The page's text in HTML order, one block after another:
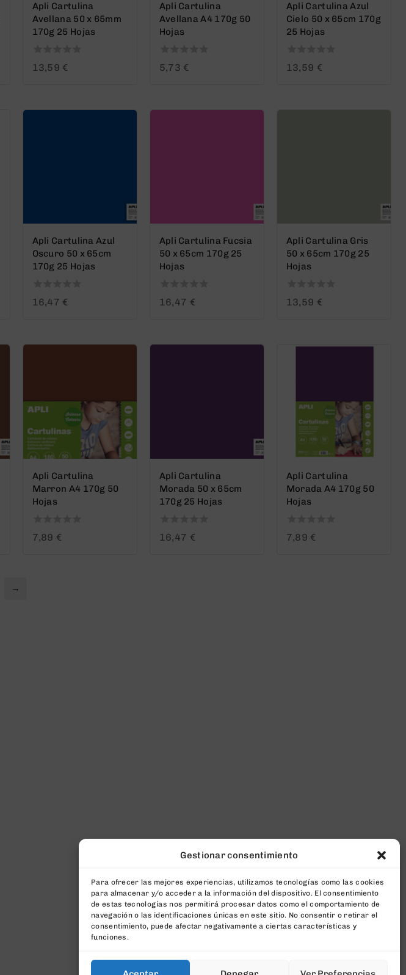
Gestionar consentimiento
Para ofrecer las mejores experiencias, utilizamos tecnologías como las cookies
para almacenar y/o acceder a la información del dispositivo. El consentimiento
de estas tecnologías nos permitirá procesar datos como el comportamiento de
navegación o las identificaciones únicas en este sitio. No consentir o retirar el
consentimiento, puede afectar negativamente a ciertas características y
funciones.
Apli Cartulina
Avellana 50 x 65mm
170g 25 Hojas
0
13,59 €
Apli Cartulina
Avellana A4 170g 50
Hojas
0
5,73 €
Apli Cartulina Azul
Cielo 50 x 65cm 170g
25 Hojas
0
13,59 €
Apli Cartulina Azul
Oscuro 50 x 65cm
170g 25 Hojas
0
16,47 €
Apli Cartulina Fucsia
50 x 65cm 170g 25
Hojas
0
16,47 €
Apli Cartulina Gris
50 x 65cm 170g 25
Hojas
0
13,59 €
Apli Cartulina
Marron A4 170g 50
Hojas
0
7,89 €
Apli Cartulina
Morada 50 x 65cm
170g 25 Hojas
016,47 €
Apli Cartulina
Morada A4 170g 50
Hojas
0
7,89 €
→